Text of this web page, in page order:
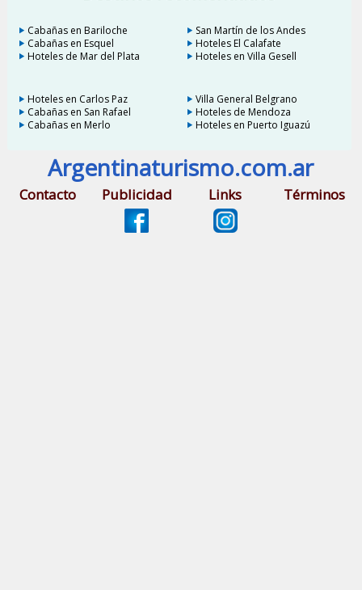
Cabañas en Bariloche
San Martín de los Andes
Cabañas en Esquel
Hoteles El Calafate
Hoteles de Mar del Plata
Hoteles en Villa Gesell
Hoteles en Carlos Paz
Villa General Belgrano
Cabañas en San Rafael
Hoteles de Mendoza
Cabañas en Merlo
Hoteles en Puerto Iguazú
Argentinaturismo.com.ar
Contacto Publicidad Links Términos